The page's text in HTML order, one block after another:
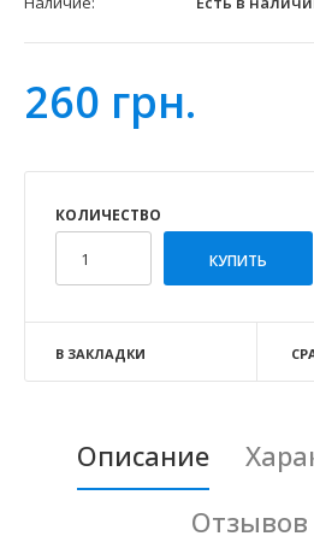
260 грн.
КОЛИЧЕСТВО
В ЗАКЛАДКИ
Описание
Отзывов